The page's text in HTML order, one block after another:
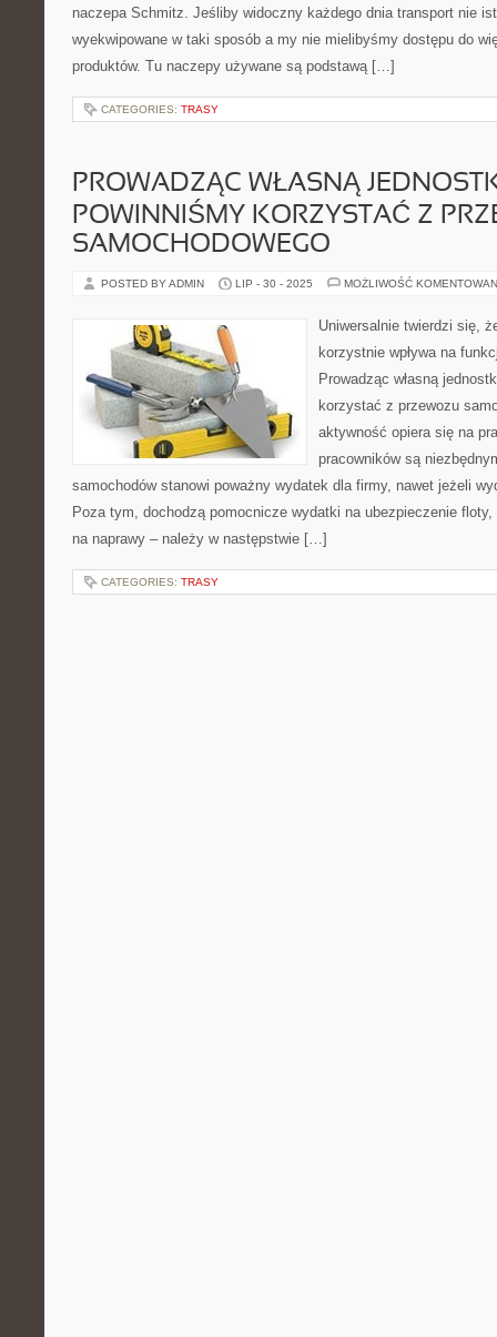
naczepa Schmitz. Jeśliby widoczny każdego dnia transport nie
wyekwipowane w taki sposób a my nie mielibyśmy dostępu do
produktów. Tu naczepy używane są podstawą […]
CATEGORIES: TRASY
PROWADZĄC WŁASNĄ
POWINNIŚMY KORZYSTAĆ Z
SAMOCHODOWEGO
POSTED BY ADMIN LIP - 30 - 2025 MOŻLIWOŚĆ
Uniwersalnie twierdzi się,
korzystnie wpływa na
Prowadząc własną
korzystać z przewozu
aktywność opiera się na
pracowników są
samochodów stanowi poważny wydatek dla firmy, nawet jeżeli
Poza tym, dochodzą pomocnicze wydatki na ubezpieczenie
na naprawy – należy w następstwie […]
CATEGORIES: TRASY